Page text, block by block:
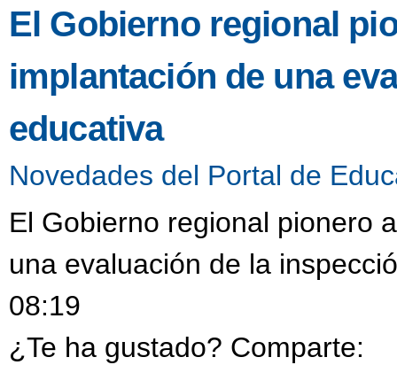
El Gobierno regional
implantación de una
educativa
Novedades del Portal de
El Gobierno regional pionero
una evaluación de la
08:19
¿Te ha gustado? Comparte: